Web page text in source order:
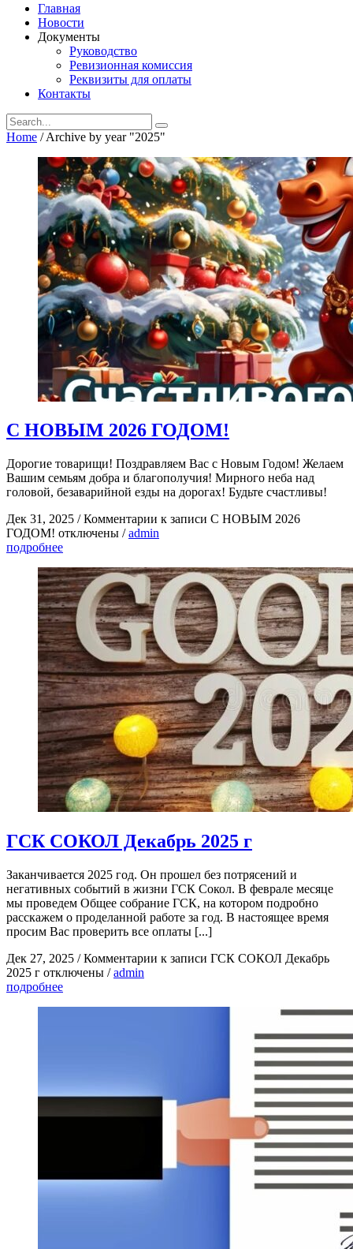
Главная
Новости
Документы
Руководство
Ревизионная комиссия
Реквизиты для оплаты
Контакты
Home / Archive by year "2025"
С НОВЫМ 2026 ГОДОМ!
Дорогие товарищи! Поздравляем Вас с Новым Годом! Желаем
Вашим семьям добра и благополучия! Мирного неба над
головой, безаварийной езды на дорогах! Будьте счастливы!
Дек 31, 2025 /Комментарии к записи С НОВЫМ 2026
ГОДОМ! отключены /admin
подробнее
ГСК СОКОЛ Декабрь 2025 г
Заканчивается 2025 год. Он прошел без потрясений и
негативных событий в жизни ГСК Сокол. В феврале месяце
мы проведем Общее собрание ГСК, на котором подробно
расскажем о проделанной работе за год. В настоящее время
просим Вас проверить все оплаты [...]
Дек 27, 2025 /Комментарии к записи ГСК СОКОЛ Декабрь
2025 г отключены /admin
подробнее